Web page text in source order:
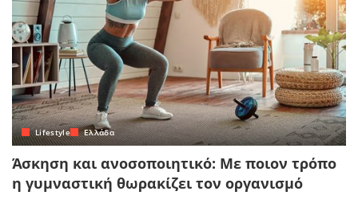
Lifestyle Ελλάδα
Άσκηση και ανοσοποιητικό: Με ποιον τρόπο
η γυμναστική θωρακίζει τον οργανισμό